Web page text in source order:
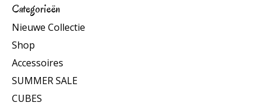
Categorieën
Nieuwe Collectie
Shop
Accessoires
SUMMER SALE
CUBES